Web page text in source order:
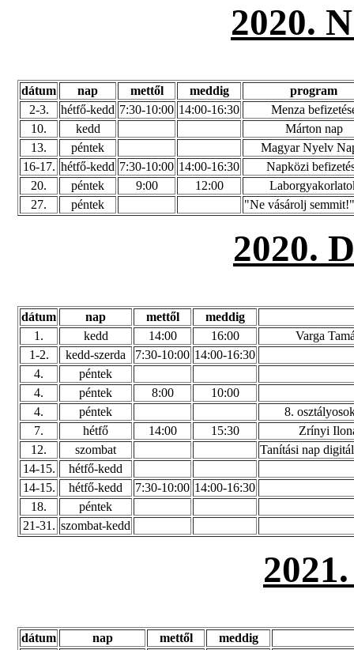
2020.
dátum nap mettől meddig
program
2-3.
hétfő-kedd 7:30-10:00 14:00-16:30
Menza
10.
kedd
Márton nap
13.
péntek
Magyar Nyelv
16-17. hétfő-kedd 7:30-10:00 14:00-16:30
Napközi
20.
péntek 9:00 12:00
27.
péntek "Ne vásárolj
2020.
dátum nap mettől
meddig
1.
kedd 14:00 16:00
Varga
1-2.
kedd-szerda 7:30-10:00 14:00-16:30
4.
péntek
4.
péntek 8:00
10:00
4.
péntek
8.
7.
hétfő 14:00 15:30
Zrínyi
12.
szombat
Tanítási nap
14-15.
hétfő-kedd
14-15.
hétfő-kedd 7:30-10:00 14:00-16:30
18.
péntek
21-31. szombat-kedd
dátum nap mettől meddig